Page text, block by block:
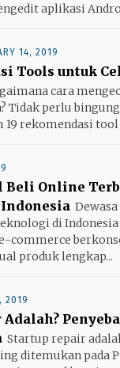
aplikasi
14, 2019
Tools untuk
cara
Tidak perlu
rekomendasi tool
Beli Online
di
commerce
produk lengkap...
2019
Startup repair
ditemukan pada